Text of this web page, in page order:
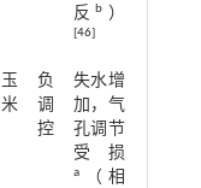
反b ）
[46]
玉
米
负
调
控
失水增
加，气
孔调节
受损
a（相